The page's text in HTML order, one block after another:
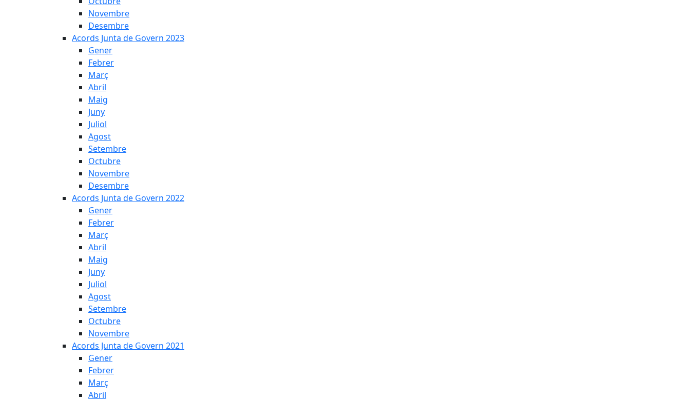
Novembre
Desembre
Acords Junta de Govern 2023
Gener
Febrer
Març
Abril
Maig
Juny
Juliol
Agost
Setembre
Octubre
Novembre
Desembre
Acords Junta de Govern 2022
Gener
Febrer
Març
Abril
Maig
Juny
Juliol
Agost
Setembre
Octubre
Novembre
Acords Junta de Govern 2021
Gener
Febrer
Març
Abril